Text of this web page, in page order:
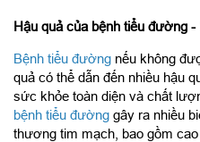
Hậu quả của bệnh tiểu đường
Bệnh tiểu đường nếu không
quả có thể dẫn đến nhiều hậu
sức khỏe toàn diện và chất
bệnh tiểu đường gây ra nhiều
thương tim mạch, bao gồm